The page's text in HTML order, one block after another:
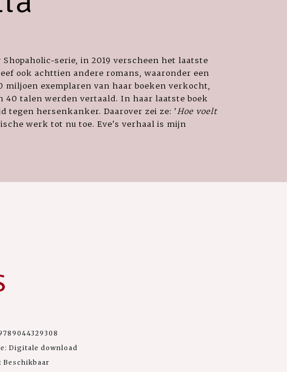
serie, in 2019 verscheen het laatste
ook achttien andere romans, waaronder een
exemplaren van haar boeken verkocht,
talen werden vertaald. In haar laatste boek
tegen hersenkanker. Daarover zei ze: ' Hoe voelt
werk tot nu toe. Eve's verhaal is mijn
Digitale download
Beschikbaar